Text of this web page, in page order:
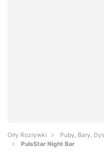
Orły Rozrywki
Puby, Bary,
PulsStar Night Bar